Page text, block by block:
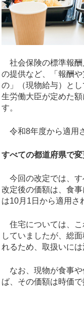
社会保険の標準報酬
の提供など、「報酬
の」（現物給与）と
生労働大臣が定めた
す。
令和8年度から適用
すべての都道府県で変
今回の改定では、す
改定後の価額は、食
は10月1日から適用さ
住宅については、こ
していましたが、総
れるため、取扱いには
なお、現物が食事や
ば、その価額は時価で